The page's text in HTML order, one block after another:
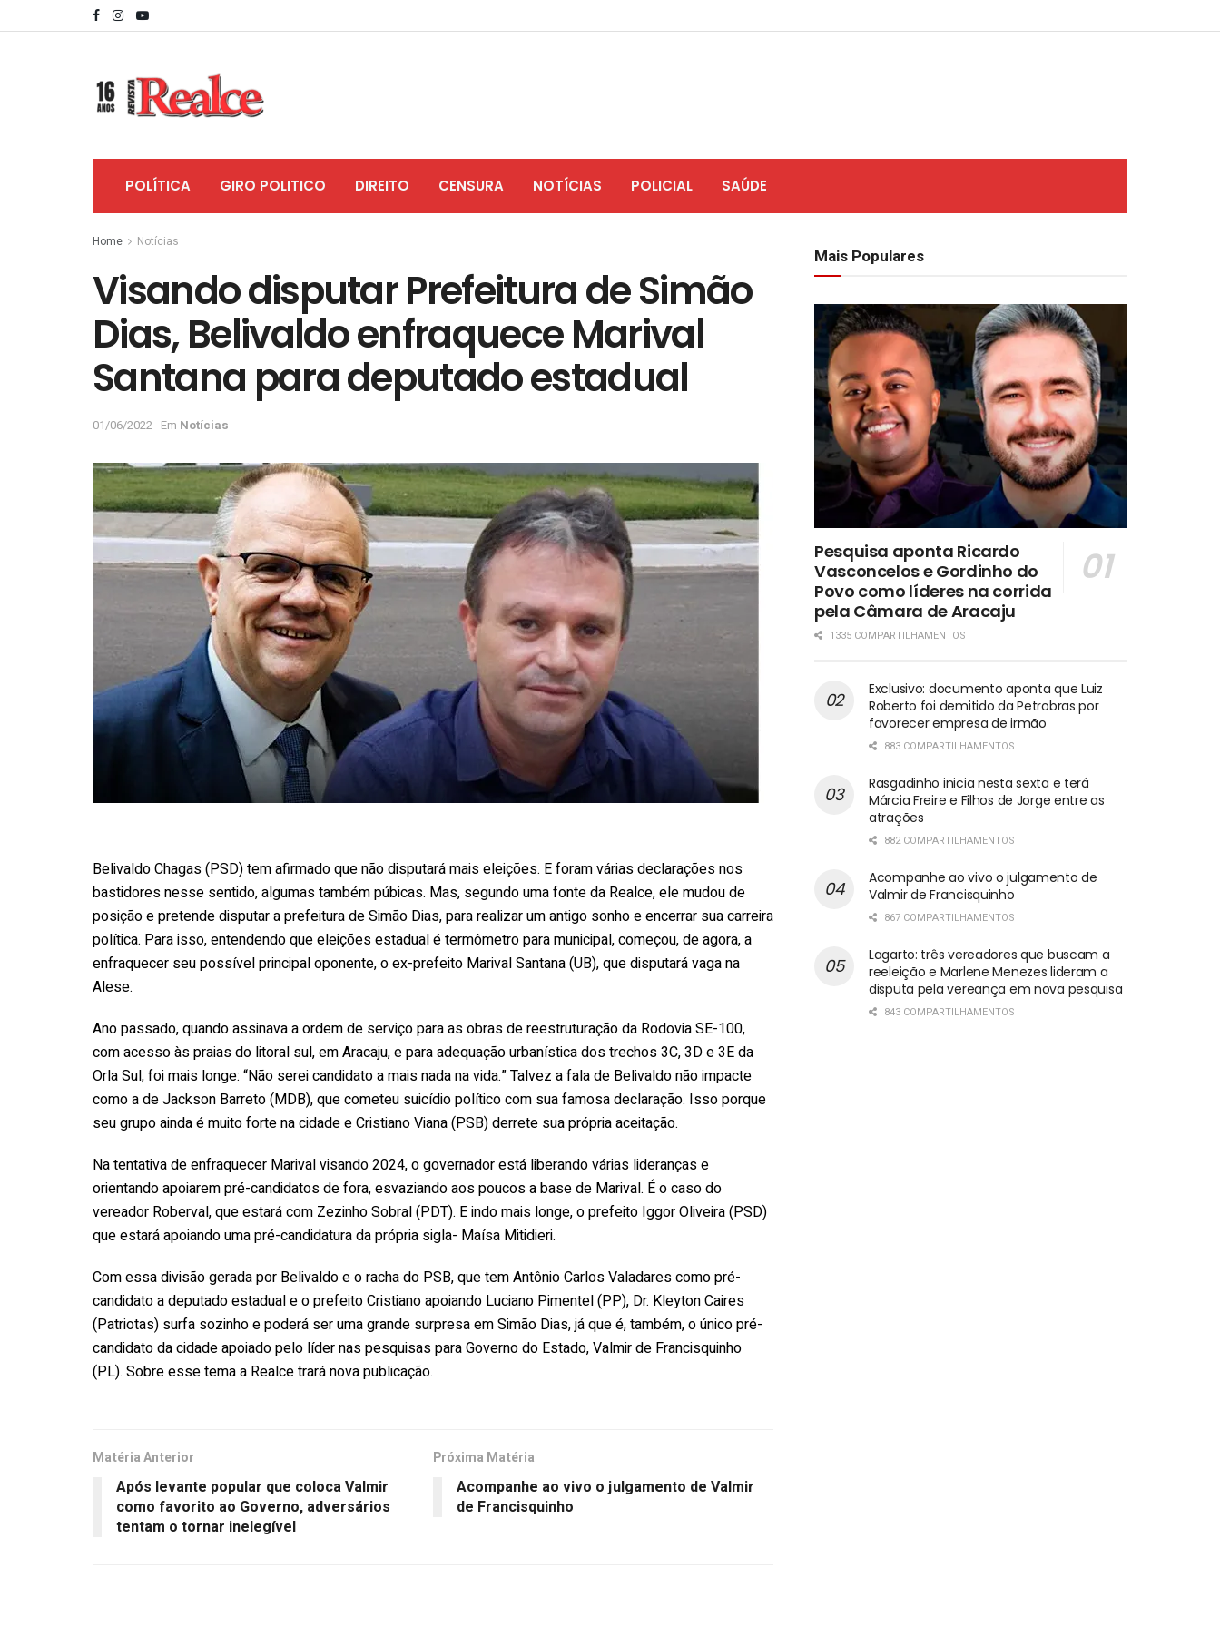
POLÍTICA GIRO POLITICO DIREITO CENSURA NOTÍCIAS POLICIAL SAÚDE
Home Notícias
Visando disputar Prefeitura de Simão
Dias, Belivaldo enfraquece Marival
Santana para deputado estadual
01/06/2022 Em Notícias
Belivaldo Chagas (PSD) tem afirmado que não disputará mais eleições. E foram várias declarações nos
bastidores nesse sentido, algumas também púbicas. Mas, segundo uma fonte da Realce, ele mudou de
posição e pretende disputar a prefeitura de Simão Dias, para realizar um antigo sonho e encerrar sua carreira
política. Para isso, entendendo que eleições estadual é termômetro para municipal, começou, de agora, a
enfraquecer seu possível principal oponente, o ex-prefeito Marival Santana (UB), que disputará vaga na
Alese.
Ano passado, quando assinava a ordem de serviço para as obras de reestruturação da Rodovia SE-100,
com acesso às praias do litoral sul, em Aracaju, e para adequação urbanística dos trechos 3C, 3D e 3E da
Orla Sul, foi mais longe: “Não serei candidato a mais nada na vida.” Talvez a fala de Belivaldo não impacte
como a de Jackson Barreto (MDB), que cometeu suicídio político com sua famosa declaração. Isso porque
seu grupo ainda é muito forte na cidade e Cristiano Viana (PSB) derrete sua própria aceitação.
Na tentativa de enfraquecer Marival visando 2024, o governador está liberando várias lideranças e
orientando apoiarem pré-candidatos de fora, esvaziando aos poucos a base de Marival. É o caso do
vereador Roberval, que estará com Zezinho Sobral (PDT). E indo mais longe, o prefeito Iggor Oliveira (PSD)
que estará apoiando uma pré-candidatura da própria sigla- Maísa Mitidieri.
Com essa divisão gerada por Belivaldo e o racha do PSB, que tem Antônio Carlos Valadares como pré-
candidato a deputado estadual e o prefeito Cristiano apoiando Luciano Pimentel (PP), Dr. Kleyton Caires
(Patriotas) surfa sozinho e poderá ser uma grande surpresa em Simão Dias, já que é, também, o único pré-
candidato da cidade apoiado pelo líder nas pesquisas para Governo do Estado, Valmir de Francisquinho
(PL). Sobre esse tema a Realce trará nova publicação.
Matéria Anterior
Após levante popular que coloca Valmir
como favorito ao Governo, adversários
tentam o tornar inelegível
Próxima Matéria
Acompanhe ao vivo o julgamento de Valmir
de Francisquinho
Mais Populares
Pesquisa aponta Ricardo
Vasconcelos e Gordinho do
Povo como líderes na corrida
pela Câmara de Aracaju
1335 COMPARTILHAMENTOS
Exclusivo: documento aponta que Luiz
Roberto foi demitido da Petrobras por
favorecer empresa de irmão
883 COMPARTILHAMENTOS
Rasgadinho inicia nesta sexta e terá
Márcia Freire e Filhos de Jorge entre as
atrações
882 COMPARTILHAMENTOS
Acompanhe ao vivo o julgamento de
Valmir de Francisquinho
867 COMPARTILHAMENTOS
Lagarto: três vereadores que buscam a
reeleição e Marlene Menezes lideram a
disputa pela vereança em nova pesquisa
843 COMPARTILHAMENTOS